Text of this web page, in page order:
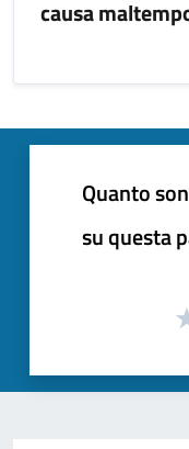
causa
Quanto
su questa